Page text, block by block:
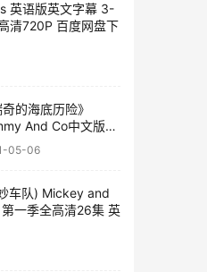
英语版英文字幕 3-
清720P 百度网盘下
奇的海底历险》
And Co中文版第
全52集国语中字百度
05-06
车队) Mickey and
一季全高清26集 英